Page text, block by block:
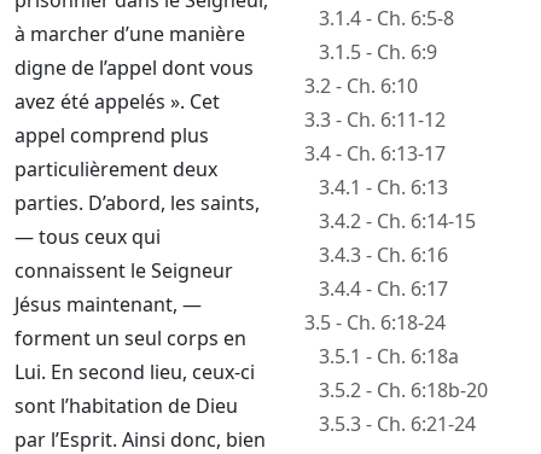
à marcher d’une manière
digne de l’appel dont vous
avez été appelés ». Cet
appel comprend plus
particulièrement deux
parties. D’abord, les saints,
— tous ceux qui
connaissent le Seigneur
Jésus maintenant, —
forment un seul corps en
Lui. En second lieu, ceux-ci
sont l’habitation de Dieu
par l’Esprit. Ainsi donc, bien
3.1.4 - Ch. 6:5-8
3.1.5 - Ch. 6:9
3.2 - Ch. 6:10
3.3 - Ch. 6:11-12
3.4 - Ch. 6:13-17
3.4.1 - Ch. 6:13
3.4.2 - Ch. 6:14-15
3.4.3 - Ch. 6:16
3.4.4 - Ch. 6:17
3.5 - Ch. 6:18-24
3.5.1 - Ch. 6:18a
3.5.2 - Ch. 6:18b-20
3.5.3 - Ch. 6:21-24